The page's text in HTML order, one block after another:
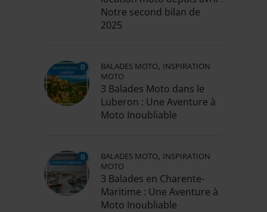
Notre second bilan de
2025
0 BALADES MOTO, INSPIRATION
MOTO
3 Balades Moto dans le
Luberon : Une Aventure à
Moto Inoubliable
0 BALADES MOTO, INSPIRATION
MOTO
3 Balades en Charente-
Maritime : Une Aventure à
Moto Inoubliable